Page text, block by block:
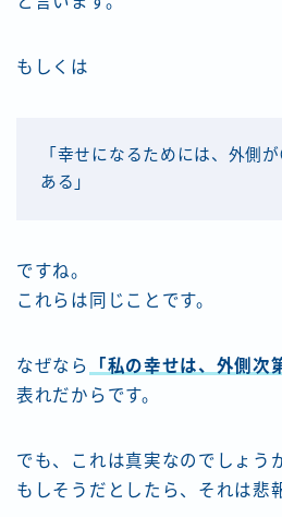
もしくは
「幸せになるためには、外側
ある」
ですね。
これらは同じことです。
なぜなら 「私の幸せは、外側次
表れだからです。
でも、これは真実なのでしょう
もしそうだとしたら、それは悲